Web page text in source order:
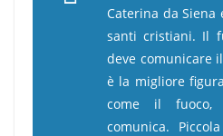
Caterina da Siena
santi cristiani. Il
deve comunicare
è la migliore
come il fuoco,
comunica.